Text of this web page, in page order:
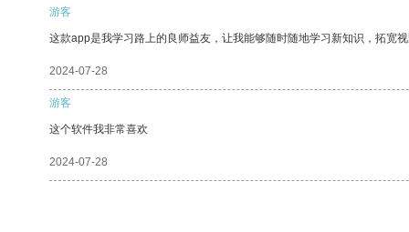
游客
这款app是我学习路上的良师益友，让我能够随时随地学习新知识，拓宽
2024-07-28
游客
这个软件我非常喜欢
2024-07-28